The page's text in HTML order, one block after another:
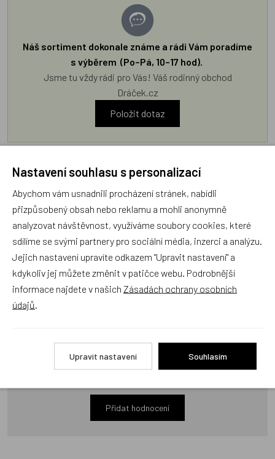
Náš sortiment dokonale známe a rádi Vám poradíme
s výběrem (Po–Pá, 10–17 hod).
Jsme tu vždy rádi pro Vás! Váš rodinný obchod
Dráček.cz
Položit dotaz
odrážejí výhradně názory a stanoviska zákazníků. Provozovatel
e-shopu Dráček.cz texty zákazníků předem neschvaluje ani
neověřuje.
Zatím zde nejsou žádné dotazy. Buďte první, kdo se zeptá!
Produkt zatím nemá žádné hodnocení,
Přidat hodnocení
Nastavení souhlasu s personalizací
Abychom vám usnadnili procházení stránek, nabídli
přizpůsobený obsah nebo reklamu a mohli anonymně
analyzovat návštěvnost, využíváme soubory cookies, které
sdílíme se svými partnery pro sociální média, inzerci a analýzu.
Jejich nastavení upravíte odkazem "Upravit nastavení" a
kdykoliv jej můžete změnit v patičce webu. Podrobnější
informace najdete v našich Zásadách ochrany osobních
údajů
Upravit nastavení Souhlasím